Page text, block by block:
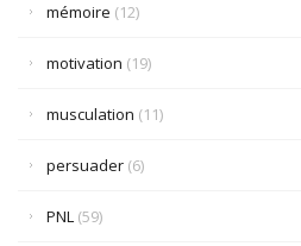
mémoire (12)
motivation (19)
musculation (11)
persuader (6)
PNL (59)